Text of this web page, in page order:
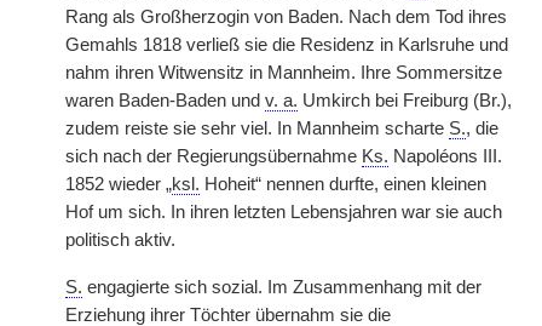
Rang als Großherzogin von Baden. Nach dem Tod ihres
Gemahls 1818 verließ sie die Residenz in Karlsruhe und
nahm ihren Witwensitz in Mannheim. Ihre Sommersitze
waren Baden-Baden und v. a. Umkirch bei Freiburg (Br.),
zudem reiste sie sehr viel. In Mannheim scharte S., die
sich nach der Regierungsübernahme Ks. Napoléons III.
1852 wieder „ksl. Hoheit“ nennen durfte, einen kleinen
Hof um sich. In ihren letzten Lebensjahren war sie auch
politisch aktiv.
S. engagierte sich sozial. Im Zusammenhang mit der
Erziehung ihrer Töchter übernahm sie die